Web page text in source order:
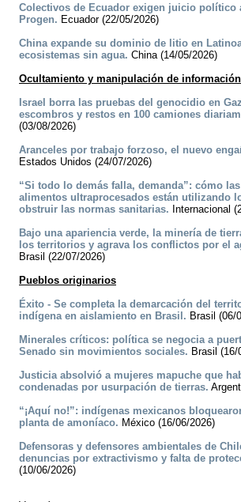
Colectivos de Ecuador exigen juicio político
Progen. Ecuador (22/05/2026)
China expande su dominio de litio en
ecosistemas sin agua. China (14/05/2026)
Ocultamiento y manipulación de información
Israel borra las pruebas del genocidio en
escombros y restos en 100 camiones
(03/08/2026)
Aranceles por trabajo forzoso, el nuevo
Estados Unidos (24/07/2026)
“Si todo lo demás falla, demanda”: cómo
alimentos ultraprocesados están utilizando
obstruir las normas sanitarias. Internacional
Bajo una apariencia verde, la minería de
los territorios y agrava los conflictos por el
Brasil (22/07/2026)
Pueblos originarios
Éxito - Se completa la demarcación del
indígena en aislamiento en Brasil. Brasil (06/
Minerales críticos: política se negocia a
Senado sin movimientos sociales. Brasil (16/
Justicia absolvió a mujeres mapuche que
condenadas por usurpación de tierras.
“¡Aquí no!”: indígenas mexicanos
planta de amoníaco. México (16/06/2026)
Defensoras y defensores ambientales de
denuncias por extractivismo y falta de
(10/06/2026)